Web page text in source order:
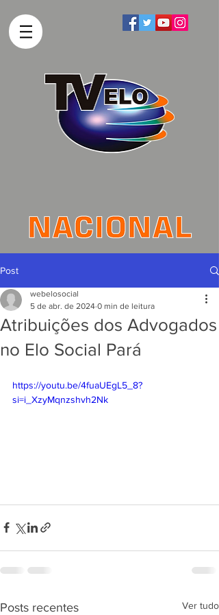
Post
Atribuições dos Advogados
no Elo Social Pará
webelosocial
5 de abr. de 2024 0 min de leitura
https://youtu.be/4fuaUEgL5_8?
si=i_XzyMqnzshvh2Nk
Posts recentes Ver tudo